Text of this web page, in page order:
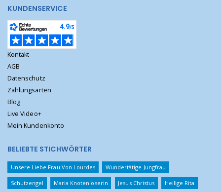
KUNDENSERVICE
Kontakt
AGB
Datenschutz
Zahlungsarten
Blog
Live Video+
Mein Kundenkonto
BELIEBTE STICHWÖRTER
Unsere Liebe Frau Von Lourdes Wundertätige Jungfrau
Schutzengel Maria Knotenlöserin Jesus Christus Heilige Rita